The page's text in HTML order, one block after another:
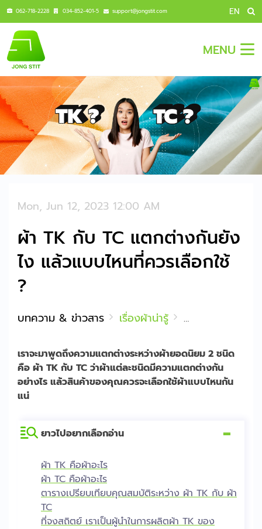
062-718-2228 034-852-401-5 support@jongstit.com EN
MENU
Mon, Jun 12, 2023 12:00 AM
ผ้า TK กับ TC แตกต่างกันยัง
ไง แล้วแบบไหนที่ควรเลือกใช้
?
บทความ & ข่าวสาร เรื่องผ้าน่ารู้ ผ้า TK กับ TC แตก
เราจะมาพูดถึงความแตกต่างระหว่างผ้ายอดนิยม 2 ชนิด
คือ ผ้า TK กับ TC ว่าผ้าแต่ละชนิดมีความแตกต่างกัน
อย่างไร แล้วสินค้าของคุณควรจะเลือกใช้ผ้าแบบไหนกัน
แน่
ยาวไปอยากเลือกอ่าน Hide
ผ้า TK คือผ้าอะไร
ผ้า TC คือผ้าอะไร
ตารางเปรียบเทียบคุณสมบัติระหว่าง ผ้า TK กับ ผ้า
TC
ที่จงสถิตย์ เราเป็นผู้นำในการผลิตผ้า TK ของ